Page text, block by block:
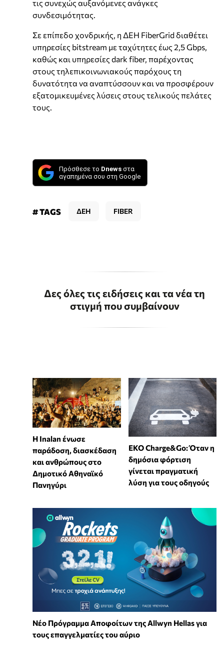
τις συνεχώς αυξανόμενες ανάγκες
συνδεσιμότητας.
Σε επίπεδο χονδρικής, η ΔΕΗ FiberGrid διαθέτει
υπηρεσίες bitstream με ταχύτητες έως 2,5 Gbps,
καθώς και υπηρεσίες dark fiber, παρέχοντας
στους τηλεπικοινωνιακούς παρόχους τη
δυνατότητα να αναπτύσσουν και να προσφέρουν
εξατομικευμένες λύσεις στους τελικούς πελάτες
τους.
Πρόσθεσε το Dnews στα
αγαπημένα σου στη Google
# TAGS ΔΕΗ FIBER
Δες όλες τις ειδήσεις και τα νέα τη
στιγμή που συμβαίνουν
Η Inalan ένωσε
παράδοση, διασκέδαση
και ανθρώπους στο
Δημοτικό Αθηναϊκό
Πανηγύρι
EKO Charge&Go: Όταν η
δημόσια φόρτιση
γίνεται πραγματική
λύση για τους οδηγούς
Νέο Πρόγραμμα Αποφοίτων της Allwyn Hellas για
τους επαγγελματίες του αύριο